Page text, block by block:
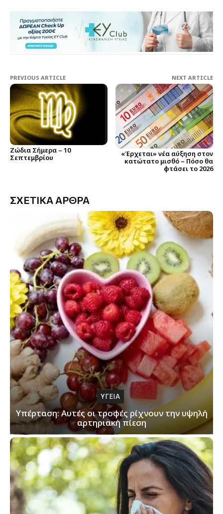
PREVIOUS ARTICLE
Ζώδια Σήμερα – 10
Σεπτεμβρίου
NEXT ARTICLE
«Έρχεται» νέα αύξηση στον
κατώτατο μισθό – Πόσο θα
φτάσει το 2026
ΣΧΕΤΙΚΑ ΑΡΘΡΑ
ΥΓΕΙΑ
Υπέρταση: Αυτές οι τροφές ρίχνουν την υψηλή
αρτηριακή πίεση